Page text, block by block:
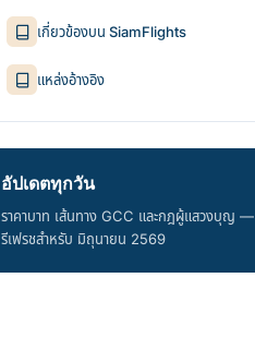
เกี่ยวข้องบน SiamFlights
แหล่งอ้างอิง
อัปเดตทุกวัน
ราคาบาท เส้นทาง GCC และกฎผู้แสวงบุญ —
รีเฟรชสำหรับ มิถุนายน 2569